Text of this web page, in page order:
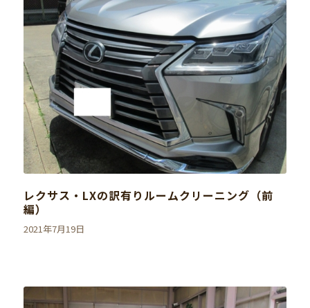
レクサス・LXの訳有りルームクリーニング（前
編）
2021年7月19日